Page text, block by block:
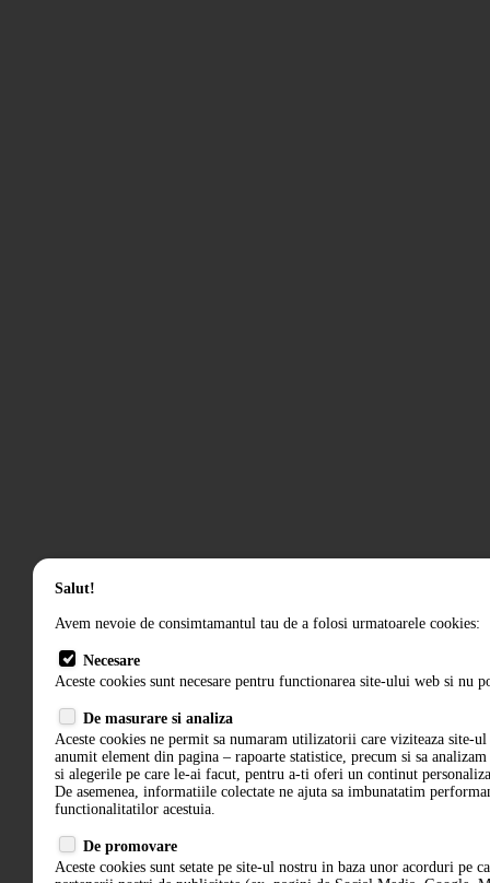
Salut!
Avem nevoie de consimtamantul tau de a folosi urmatoarele cookies:
Necesare
Aceste cookies sunt necesare pentru functionarea site-ului web si nu
De masurare si analiza
Aceste cookies ne permit sa numaram utilizatorii care viziteaza site-ul
anumit element din pagina – rapoarte statistice, precum si sa
si alegerile pe care le-ai facut, pentru a-ti oferi un continut
De asemenea, informatiile colectate ne ajuta sa imbunatatim
functionalitatilor acestuia.
De promovare
Aceste cookies sunt setate pe site-ul nostru in baza unor acorduri pe